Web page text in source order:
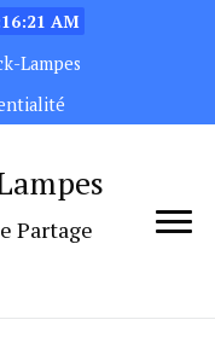
AM
Lampes
Partage